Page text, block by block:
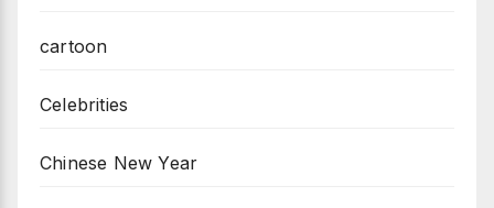
cartoon
Celebrities
Chinese New Year